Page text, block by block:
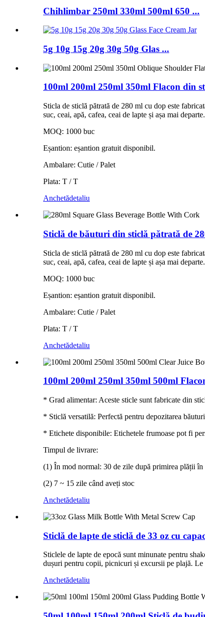
Chihlimbar 250ml 330ml 500ml 650 ...
5g 10g 15g 20g 30g 50g Glas ...
100ml 200ml 250ml 350ml Flacon din
Sticla de sticlă pătrată de 280 ml cu dop este
suc, ceai, apă, cafea, ceai de lapte și așa mai departe.
MOQ: 1000 buc
Eșantion: eșantion gratuit disponibil.
Ambalare: Cutie / Palet
Plata: T / T
Anchetădetaliu
Sticlă de băuturi din sticlă pătrată de
Sticla de sticlă pătrată de 280 ml cu dop este
suc, ceai, apă, cafea, ceai de lapte și așa mai departe.
MOQ: 1000 buc
Eșantion: eșantion gratuit disponibil.
Ambalare: Cutie / Palet
Plata: T / T
Anchetădetaliu
100ml 200ml 250ml 350ml 500ml
* Grad alimentar: Aceste sticle sunt fabricate din
* Sticlă versatilă: Perfectă pentru depozitarea
* Etichete disponibile: Etichetele frumoase pot fi
Timpul de livrare:
(1) În mod normal: 30 de zile după primirea plății în
(2) 7 ~ 15 zile când aveți stoc
Anchetădetaliu
Sticlă de lapte de sticlă de 33 oz cu
Sticlele de lapte de epocă sunt minunate pentru
dușuri pentru copii, picnicuri și excursii pe plajă.
Anchetădetaliu